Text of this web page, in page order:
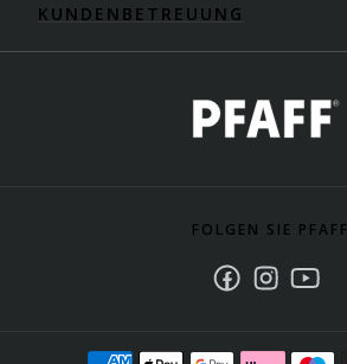
KUNDENBETREUUNG
FOLGEN SIE PFAFF